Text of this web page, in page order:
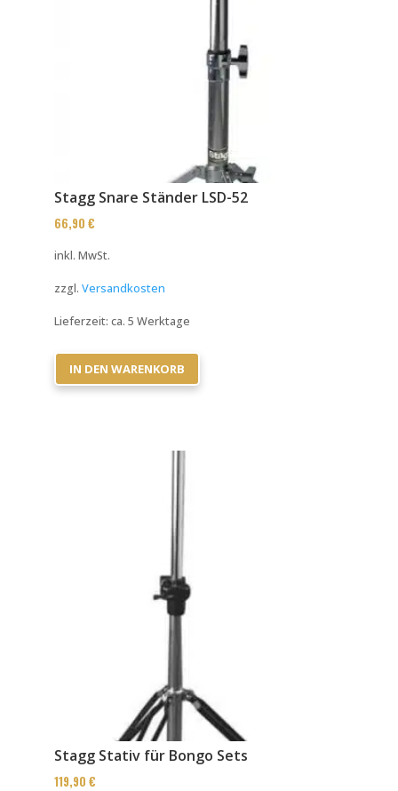
Stagg Snare Ständer LSD-52
66,90 €
inkl. MwSt.
zzgl. Versandkosten
Lieferzeit: ca. 5 Werktage
IN DEN WARENKORB
Stagg Stativ für Bongo Sets
119,90 €